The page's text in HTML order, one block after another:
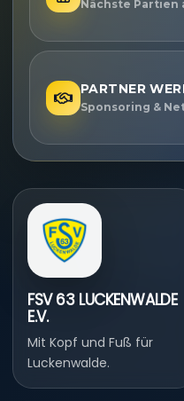
Nächste Partien
PARTNER
Sponsoring &
FSV 63 LUCKENWALDE
E.V.
Mit Kopf und Fuß für
Luckenwalde.